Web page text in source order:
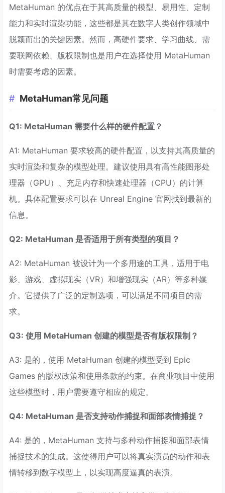
MetaHuman 的优点在于其高质量的模型、易用性、定制
能力和实时渲染功能，这些都是其在数字人类创作领域中
脱颖而出的关键因素。然而，高硬件要求、学习曲线、需
要联网依赖、版权限制也是用户在选择使用 MetaHuman
时需要考虑的因素。
MetaHuman常见问题
Q1: MetaHuman 需要什么样的硬件配置？
A1: MetaHuman 要求较高的硬件配置，以支持其高质量的
实时渲染和复杂的模型处理。建议使用具有高性能图形处
理器（GPU）、充足内存和快速处理器（CPU）的计算
机。具体配置要求可以在 Unreal Engine 官网找到最新的
信息。
Q2: MetaHuman 是否适用于所有类型的项目？
A2: MetaHuman 被设计为一个多用途的工具，适用于电
影、游戏、虚拟现实（VR）和增强现实（AR）等多种媒
介。它提供了广泛的定制选项，可以满足不同项目的需
求。
Q3: 使用 MetaHuman 创建的模型是否有版权限制？
A3: 是的，使用 MetaHuman 创建的模型受到 Epic
Games 的版权政策和使用条款的约束。在商业项目中使用
这些模型时，用户需要遵守相应的规定。
Q4: MetaHuman 是否支持动作捕捉和面部表情捕捉？
A4: 是的，MetaHuman 支持与多种动作捕捉和面部表情
捕捉技术的集成。这使得用户可以将真实演员的动作和表
情转移到数字模型上，以实现高度逼真的表演。